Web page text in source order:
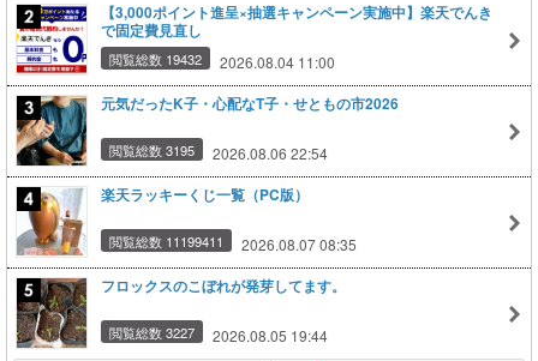
【3,000ポイント進呈×抽選キャンペーン実施中】楽天でんき
で固定費見直し
閲覧総数 19432 2026.08.04 11:00
元気だったK子・心配なT子・せともの市2026
閲覧総数 3195 2026.08.06 22:54
楽天ラッキーくじ一覧（PC版）
閲覧総数 11199411 2026.08.07 08:35
フロックスのこぼれが発芽してます。
閲覧総数 3227 2026.08.05 19:44